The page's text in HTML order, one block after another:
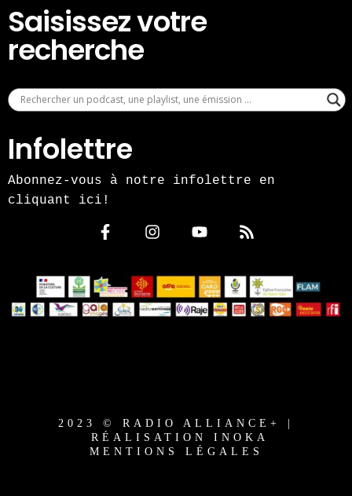
Saisissez votre
recherche
Infolettre
Abonnez-vous à notre infolettre en
cliquant ici!
2023 © RADIO ALLIANCE+ |
RÉALISATION INOKA
MENTIONS LÉGALES